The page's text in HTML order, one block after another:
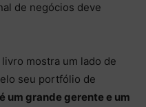
de negócios deve
mostra um lado de
seu portfólio de
um grande gerente e um